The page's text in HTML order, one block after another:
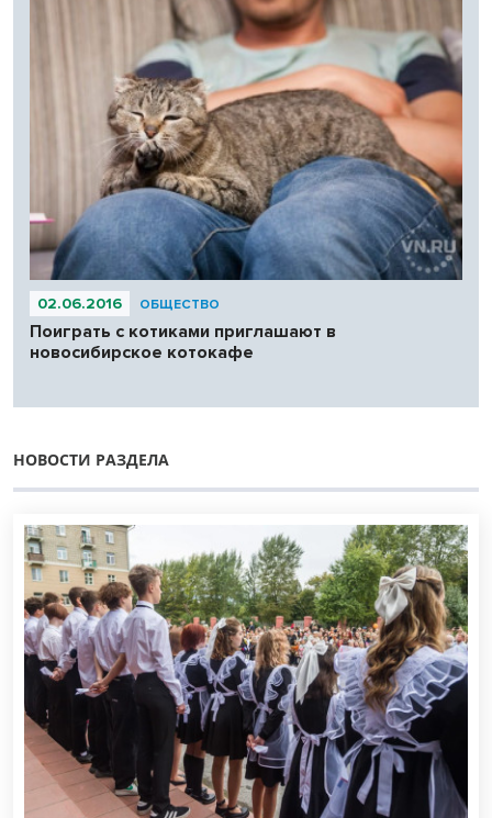
02.06.2016 ОБЩЕСТВО
Поиграть с котиками приглашают в
новосибирское котокафе
НОВОСТИ РАЗДЕЛА